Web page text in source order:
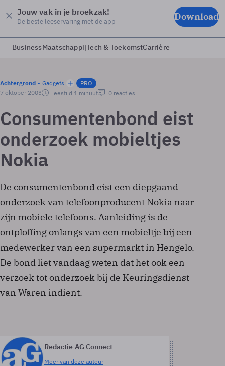
Jouw vak in je broekzak!
De beste leeservaring met de app Download
BusinessMaatschappijTech & ToekomstCarrière
Achtergrond Gadgets
PRO
7 oktober 2003
leestijd 1 minuut 0 reacties
Consumentenbond eist
onderzoek mobieltjes
Nokia
De consumentenbond eist een diepgaand
onderzoek van telefoonproducent Nokia naar
zijn mobiele telefoons. Aanleiding is de
ontploffing onlangs van een mobieltje bij een
medewerker van een supermarkt in Hengelo.
De bond liet vandaag weten dat het ook een
verzoek tot onderzoek bij de Keuringsdienst
van Waren indient.
Redactie AG Connect
Meer van deze auteur